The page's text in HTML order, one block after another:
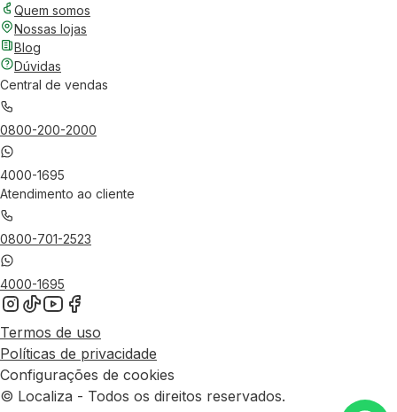
Quem somos
Nossas lojas
Blog
Dúvidas
Central de vendas
0800-200-2000
4000-1695
Atendimento ao cliente
0800-701-2523
4000-1695
Termos de uso
Políticas de privacidade
Configurações de cookies
© Localiza - Todos os direitos reservados.